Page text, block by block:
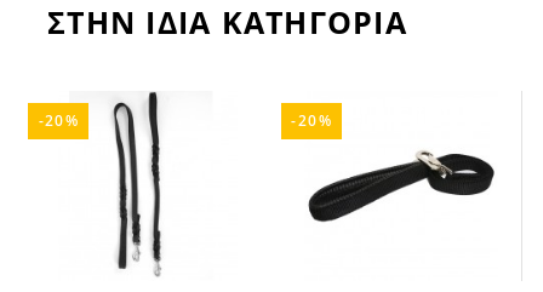
ΣΤΗΝ ΙΔΙΑ ΚΑΤΗΓΟΡΙΑ
-20% -20%